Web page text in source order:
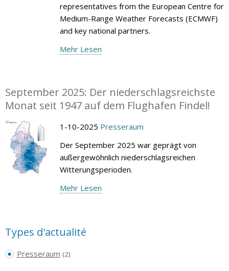
representatives from the European Centre for
Medium-Range Weather Forecasts (ECMWF)
and key national partners.
Mehr Lesen
September 2025: Der niederschlagsreichste
Monat seit 1947 auf dem Flughafen Findel!
1-10-2025 Presseraum
Der September 2025 war geprägt von
außergewöhnlich niederschlagsreichen
Witterungsperioden.
Mehr Lesen
Types d'actualité
Presseraum (2)